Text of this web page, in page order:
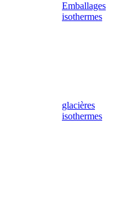
Emballages
isothermes
glacières
isothermes